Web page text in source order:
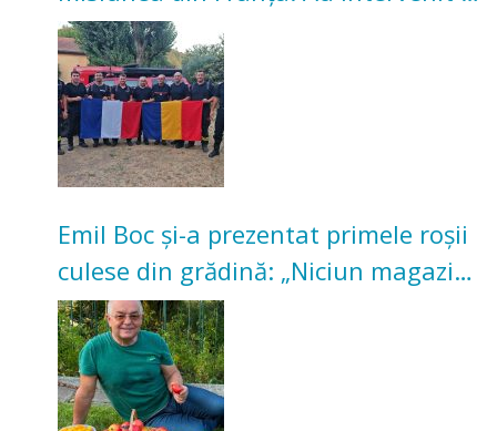
incendii de vegetație și pădure
Emil Boc și-a prezentat primele roșii
culese din grădină: „Niciun magazin
nu poate oferi această satisfacție”